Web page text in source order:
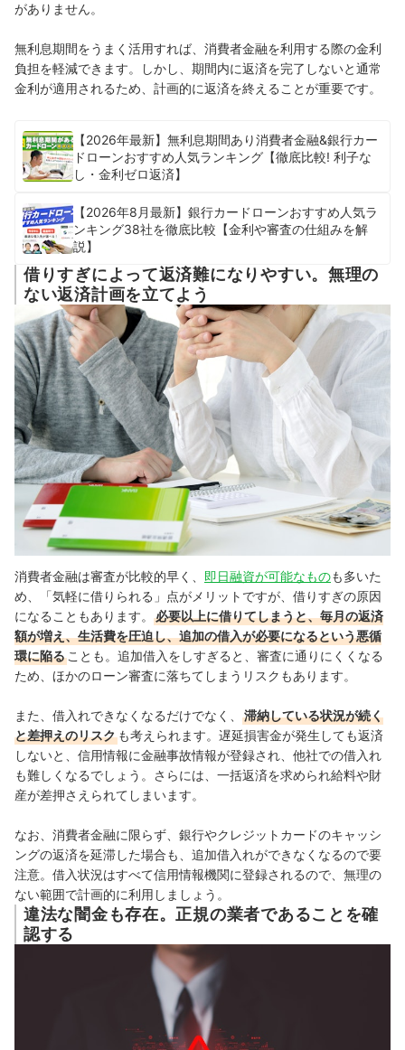
がありません。
無利息期間をうまく活用すれば、消費者金融を利用する際の金利
負担を軽減できます。しかし、期間内に返済を完了しないと通常
金利が適用されるため、計画的に返済を終えることが重要です。
【2026年最新】無利息期間あり消費者金融&銀行カー
ドローンおすすめ人気ランキング【徹底比較! 利子な
し・金利ゼロ返済】
【2026年8月最新】銀行カードローンおすすめ人気ラ
ンキング38社を徹底比較【金利や審査の仕組みを解
説】
借りすぎによって返済難になりやすい。無理の
ない返済計画を立てよう
消費者金融は審査が比較的早く、 即日融資が可能なものも多いた
め、「気軽に借りられる」点がメリットですが、借りすぎの原因
になることもあります。
必要以上に借りてしまうと、毎月の返済
額が増え、生活費を圧迫し、追加の借入が必要になるという悪循
環に陥る ことも。追加借入をしすぎると、審査に通りにくくなる
ため、ほかのローン審査に落ちてしまうリスクもあります。
また、借入れできなくなるだけでなく、
滞納している状況が続く
と差押えのリスク も考えられます。遅延損害金が発生しても返済
しないと、信用情報に金融事故情報が登録され、他社での借入れ
も難しくなるでしょう。さらには、一括返済を求められ給料や財
産が差押さえられてしまいます。
なお、消費者金融に限らず、銀行やクレジットカードのキャッシ
ングの返済を延滞した場合も、追加借入れができなくなるので要
注意。借入状況はすべて信用情報機関に登録されるので、無理の
ない範囲で計画的に利用しましょう。
違法な闇金も存在。正規の業者であることを確
認する